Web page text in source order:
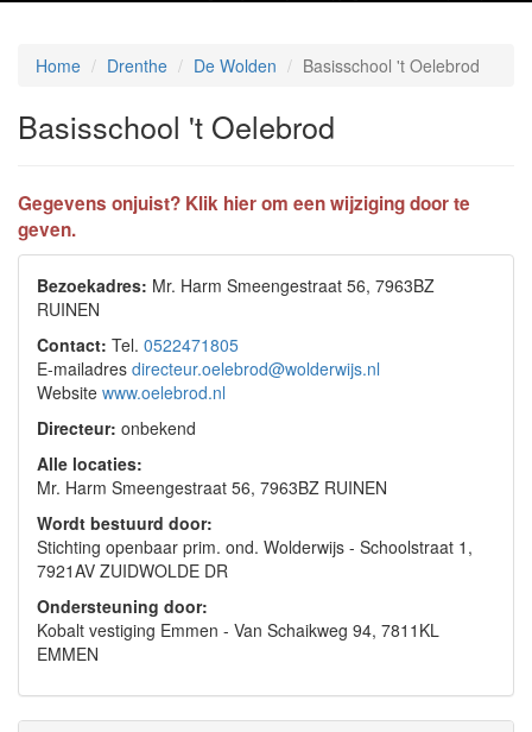
Home Drenthe De Wolden Basisschool 't Oelebrod
Basisschool 't Oelebrod
Gegevens onjuist? Klik hier om een wijziging door te
geven.
Bezoekadres: Mr. Harm Smeengestraat 56, 7963BZ
RUINEN
Contact: Tel. 0522471805
E-mailadres directeur.oelebrod@wolderwijs.nl
Website www.oelebrod.nl
Directeur: onbekend
Alle locaties:
Mr. Harm Smeengestraat 56, 7963BZ RUINEN
Wordt bestuurd door:
Stichting openbaar prim. ond. Wolderwijs - Schoolstraat 1,
7921AV ZUIDWOLDE DR
Ondersteuning door:
Kobalt vestiging Emmen - Van Schaikweg 94, 7811KL
EMMEN